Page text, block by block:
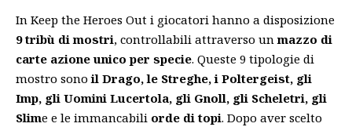
In Keep the Heroes Out i giocatori hanno a disposizione
9 tribù di mostri, controllabili attraverso unmazzo di
carte azione unico per specie. Queste 9 tipologie di
mostro sonoil Drago, le Streghe, i Poltergeist, gli
Imp, gli Uomini Lucertola, gli Gnoll, gli Scheletri, gli
Slime e le immancabili orde di topi. Dopo aver scelto